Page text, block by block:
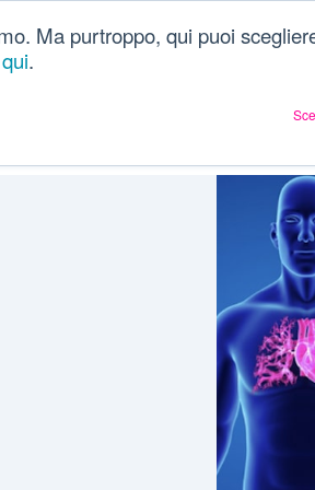
Ma purtroppo, qui puoi
.
Articoli sulla salute